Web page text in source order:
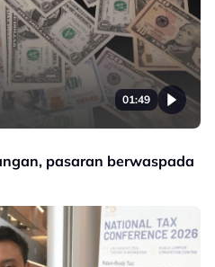
01:49
pasaran berwaspada